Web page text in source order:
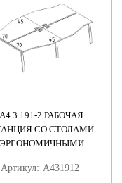
А4 3 191-2 РАБОЧАЯ
СО СТОЛАМИ
ЭРГОНОМИЧНЫМИ
320X184X75
Артикул: А431912